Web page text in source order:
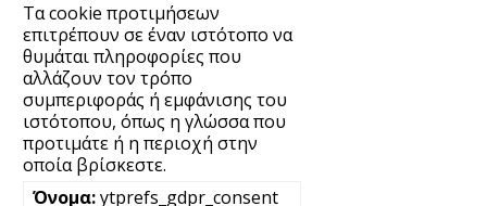
Τα cookie προτιμήσεων
επιτρέπουν σε έναν ιστότοπο να
θυμάται πληροφορίες που
αλλάζουν τον τρόπο
συμπεριφοράς ή εμφάνισης του
ιστότοπου, όπως η γλώσσα που
προτιμάτε ή η περιοχή στην
οποία βρίσκεστε.
ytprefs_gdpr_consent